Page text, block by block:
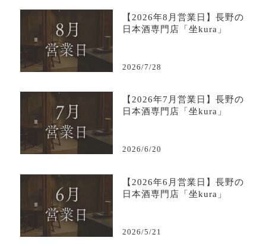
【2026年8月営業日】長野の
日本酒専門店「坐kura」
2026/7/28
【2026年7月営業日】長野の
日本酒専門店「坐kura」
2026/6/20
【2026年6月営業日】長野の
日本酒専門店「坐kura」
2026/5/21